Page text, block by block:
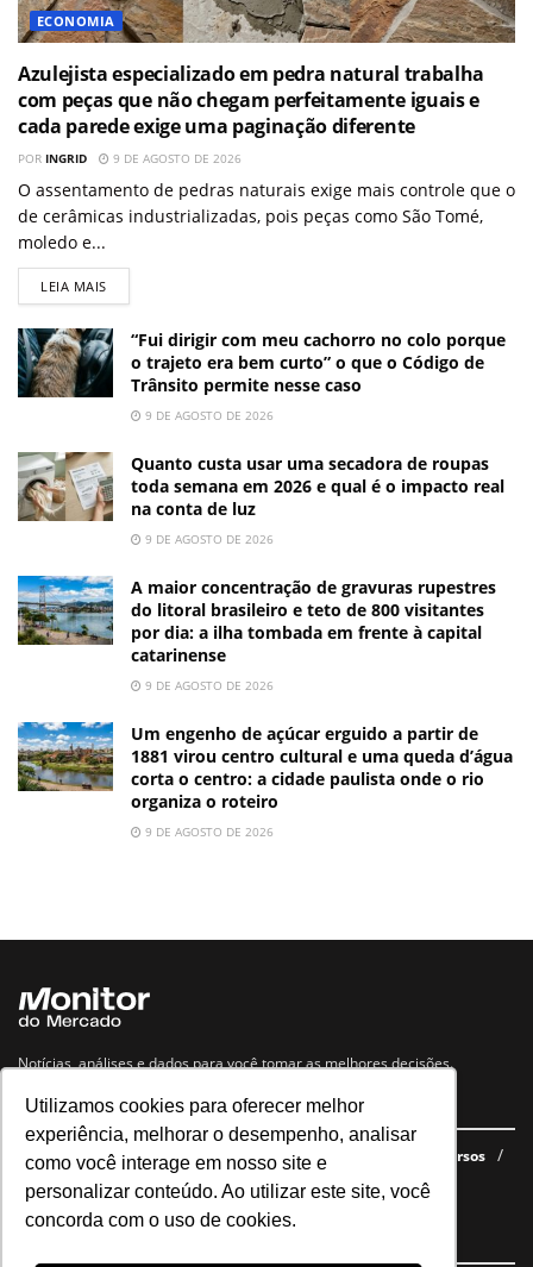
Utilizamos cookies para oferecer melhor
experiência, melhorar o desempenho, analisar
como você interage em nosso site e
personalizar conteúdo. Ao utilizar este site, você
concorda com o uso de cookies.
ECONOMIA
Azulejista especializado em pedra natural trabalha
com peças que não chegam perfeitamente iguais e
cada parede exige uma paginação diferente
POR INGRID 9 DE AGOSTO DE 2026
O assentamento de pedras naturais exige mais controle que o
de cerâmicas industrializadas, pois peças como São Tomé,
moledo e...
LEIA MAIS
“Fui dirigir com meu cachorro no colo porque
o trajeto era bem curto” o que o Código de
Trânsito permite nesse caso
9 DE AGOSTO DE 2026
Quanto custa usar uma secadora de roupas
toda semana em 2026 e qual é o impacto real
na conta de luz
9 DE AGOSTO DE 2026
A maior concentração de gravuras rupestres
do litoral brasileiro e teto de 800 visitantes
por dia: a ilha tombada em frente à capital
catarinense
9 DE AGOSTO DE 2026
Um engenho de açúcar erguido a partir de
1881 virou centro cultural e uma queda d’água
corta o centro: a cidade paulista onde o rio
organiza o roteiro
9 DE AGOSTO DE 2026
Notícias, análises e dados para você tomar as melhores decisões.
Navegue no site
Últimas notícias Quem somos E-books gratuitos
Cursos
Política de privacidade